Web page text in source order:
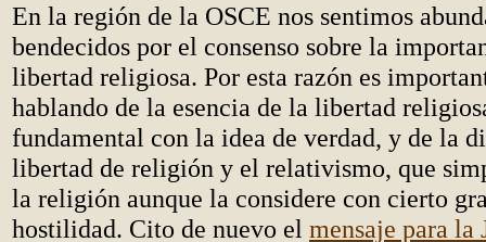
En la región de la OSCE nos sentimos
bendecidos por el consenso sobre la
libertad religiosa. Por esta razón es
hablando de la esencia de la libertad
fundamental con la idea de verdad, y de la
libertad de religión y el relativismo, que
la religión aunque la considere con cierto
hostilidad. Cito de nuevo el mensaje para la